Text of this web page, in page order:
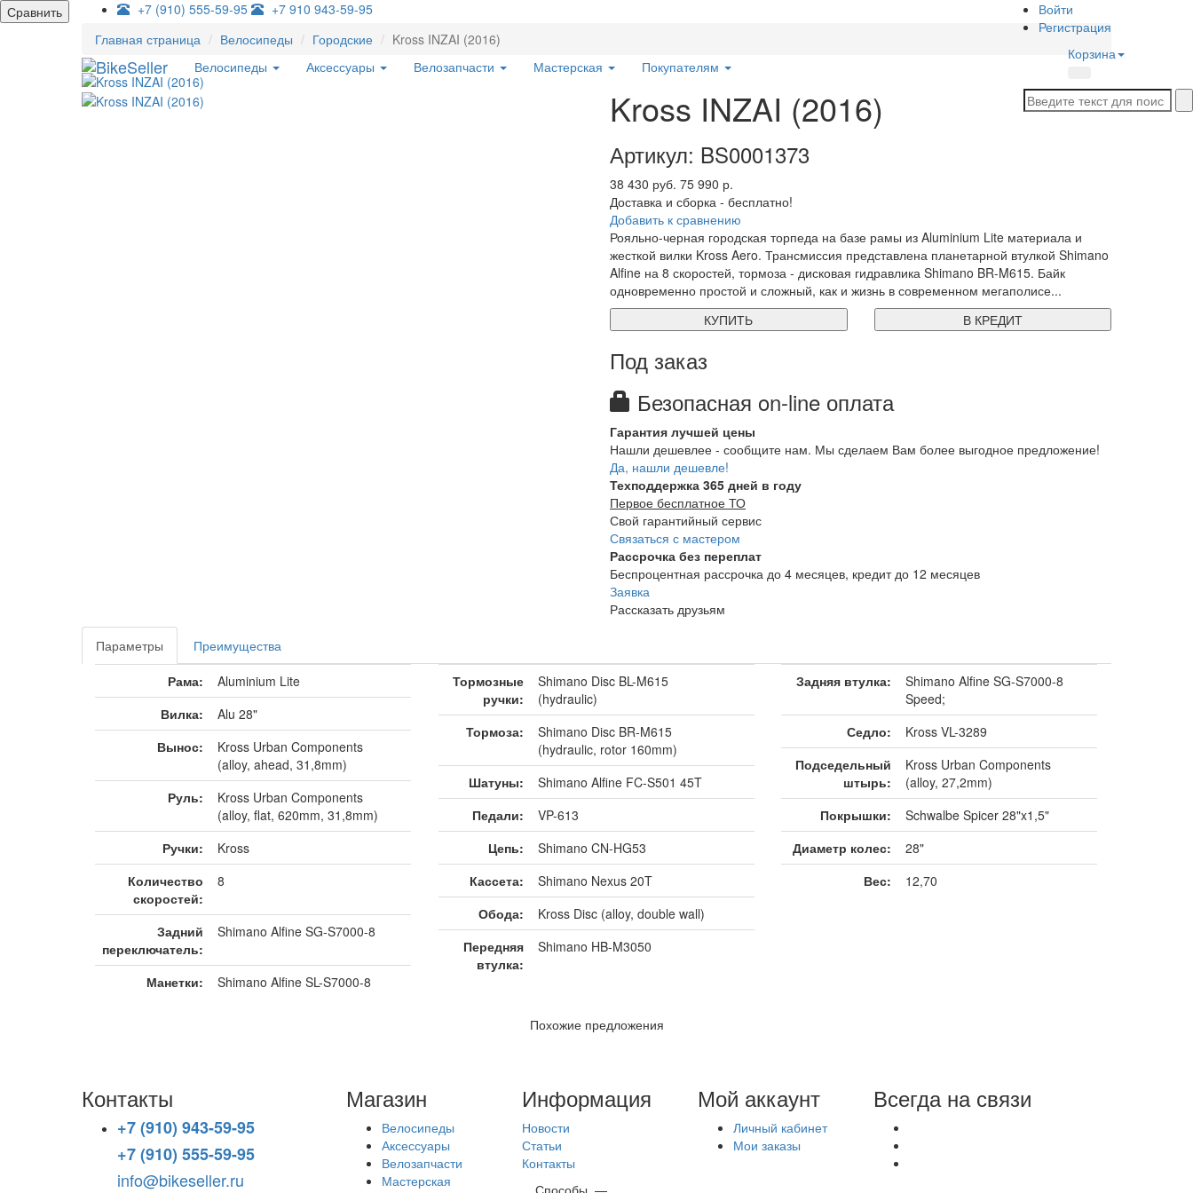
Сравнить +7 (910) 555-59-95 +7 910 943-59-95
Войти
Регистрация
Велосипеды Аксессуары Велозапчасти Мастерская Покупателям
Корзина
Главная страница Велосипеды Городские Kross INZAI (2016)
Kross INZAI (2016)
Артикул: BS0001373
38 430 руб. 75 990 р.
Доставка и сборка - бесплатно!
Добавить к сравнению
Рояльно-черная городская торпеда на базе рамы из Aluminium Lite материала и
жесткой вилки Kross Aero. Трансмиссия представлена планетарной втулкой Shimano
Alfine на 8 скоростей, тормоза - дисковая гидравлика Shimano BR-M615. Байк
одновременно простой и сложный, как и жизнь в современном мегаполисе...
КУПИТЬ
В КРЕДИТ
Под заказ
Безопасная on-line оплата
Гарантия лучшей цены
Нашли дешевлее - сообщите нам. Мы сделаем Вам более выгодное предложение!
Да, нашли дешевле!
Техподдержка 365 дней в году
Первое бесплатное ТО
Свой гарантийный сервис
Связаться с мастером
Рассрочка без переплат
Беспроцентная рассрочка до 4 месяцев, кредит до 12 месяцев
Заявка
Рассказать друзьям
Параметры
Преимущества
Рама:
Aluminium Lite
Вилка:
Alu 28"
Вынос:
Kross Urban Components
(alloy, ahead, 31,8mm)
Руль:
Kross Urban Components
(alloy, flat, 620mm, 31,8mm)
Ручки:
Kross
Количество
скоростей:
8
Задний
переключатель:
Shimano Alfine SG-S7000-8
Манетки: Shimano Alfine SL-S7000-8
Тормозные
ручки:
Shimano Disc BL-M615
(hydraulic)
Тормоза:
Shimano Disc BR-M615
(hydraulic, rotor 160mm)
Шатуны:
Shimano Alfine FC-S501 45T
Педали:
VP-613
Цепь:
Shimano CN-HG53
Кассета:
Shimano Nexus 20T
Обода:
Kross Disc (alloy, double wall)
Передняя
втулка:
Shimano HB-M3050
Задняя втулка:
Shimano Alfine SG-S7000-8
Speed;
Седло:
Kross VL-3289
Подседельный
штырь:
Kross Urban Components
(alloy, 27,2mm)
Покрышки:
Schwalbe Spicer 28"x1,5"
Диаметр колес:
28"
Вес:
12,70
Похожие предложения
Контакты
+7 (910) 943-59-95
+7 (910) 555-59-95
info@bikeseller.ru
Магазин
Велосипеды
Аксессуары
Велозапчасти
Мастерская
Информация
Новости
Статьи
Контакты
Мой аккаунт
Личный кабинет
Мои заказы
Всегда на связи
Способы —